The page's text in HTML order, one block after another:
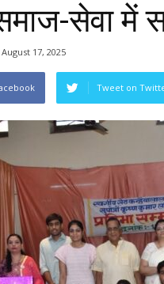
सेवा में
August 17, 2025
Tweet on